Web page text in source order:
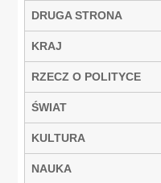
DRUGA STRONA
KRAJ
RZECZ O POLITYCE
ŚWIAT
KULTURA
NAUKA